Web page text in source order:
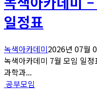
일정표
녹색아카데미2026년 07월
녹색아카데미 7월 모임 일
과학과...
공부모임